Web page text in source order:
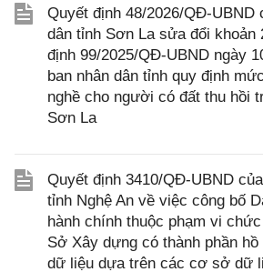
Quyết định 48/2026/QĐ-UBND
dân tỉnh Sơn La sửa đổi khoản
định 99/2025/QĐ-UBND ngày
ban nhân dân tỉnh quy định
nghề cho người có đất thu hồi
Sơn La
Quyết định 3410/QĐ-UBND
tỉnh Nghệ An về việc công bố
hành chính thuộc phạm vi
Sở Xây dựng có thành phần
dữ liệu dựa trên các cơ sở dữ